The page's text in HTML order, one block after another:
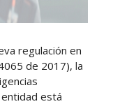
regulación en
de 2017), la
está